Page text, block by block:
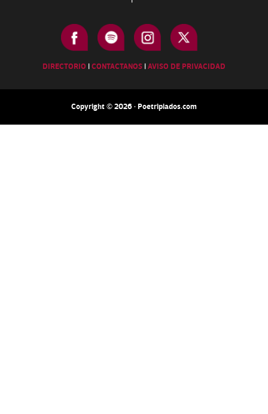
DIRECTORIO |CONTACTANOS |AVISO DE PRIVACIDAD
Copyright © 2026 · Poetripiados.com